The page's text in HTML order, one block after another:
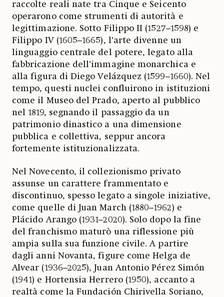
raccolte reali nate tra Cinque e Seicento
operarono come strumenti di autorità e
legittimazione. Sotto Filippo II (1527–1598) e
Filippo IV (1605–1665), l’arte divenne un
linguaggio centrale del potere, legato alla
fabbricazione dell’immagine monarchica e
alla figura di Diego Velázquez (1599–1660). Nel
tempo, questi nuclei confluirono in istituzioni
come il Museo del Prado, aperto al pubblico
nel 1819, segnando il passaggio da un
patrimonio dinastico a una dimensione
pubblica e collettiva, seppur ancora
fortemente istituzionalizzata.
Nel Novecento, il collezionismo privato
assunse un carattere frammentato e
discontinuo, spesso legato a singole iniziative,
come quelle di Juan March (1880–1962) e
Plácido Arango (1931–2020). Solo dopo la fine
del franchismo maturò una riflessione più
ampia sulla sua funzione civile. A partire
dagli anni Novanta, figure come Helga de
Alvear (1936–2025), Juan Antonio Pérez Simón
(1941) e Hortensia Herrero (1950), accanto a
realtà come la Fundación Chirivella Soriano,